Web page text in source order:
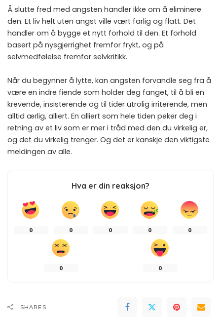
Å slutte fred med angsten handler ikke om å eliminere
den. Et liv helt uten angst ville vært farlig og flatt. Det
handler om å bygge et nytt forhold til den. Et forhold
basert på nysgjerrighet fremfor frykt, og på
selvmedfølelse fremfor selvkritikk.
Når du begynner å lytte, kan angsten forvandle seg fra å
være en indre fiende som holder deg fanget, til å bli en
krevende, insisterende og til tider utrolig irriterende, men
alltid ærlig, alliert. En alliert som hele tiden peker deg i
retning av et liv som er mer i tråd med den du virkelig er,
og det du virkelig trenger. Og det er kanskje den viktigste
meldingen av alle.
Hva er din reaksjon?
0 0 0 0 0
0 0
SHARES